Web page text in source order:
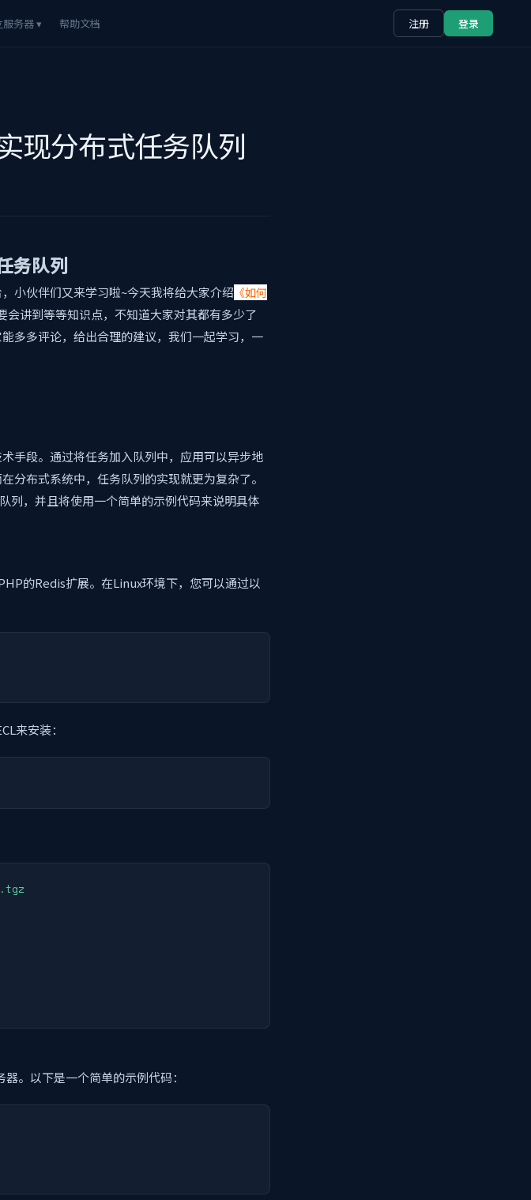
务器 ▾ 帮助文档 注册 登录
现分布式任务队列
务队列
小伙伴们又来学习啦~今天我将给大家介绍 《如何
会讲到等等知识点，不知道大家对其都有多少了
多多评论，给出合理的建议，我们一起学习，一
手段。通过将任务加入队列中，应用可以异步地
分布式系统中，任务队列的实现就更为复杂了。
列，并且将使用一个简单的示例代码来说明具体
的Redis扩展。在Linux环境下，您可以通过以
来安装：
。以下是一个简单的示例代码：